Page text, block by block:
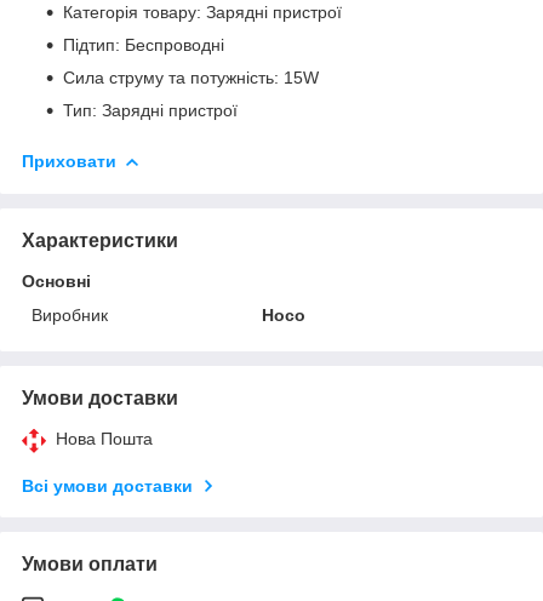
Категорія товару: Зарядні пристрої
Підтип: Беспроводні
Сила струму та потужність: 15W
Тип: Зарядні пристрої
Приховати
Характеристики
Основні
Виробник
Hoco
Умови доставки
Нова Пошта
Всі умови доставки
Умови оплати